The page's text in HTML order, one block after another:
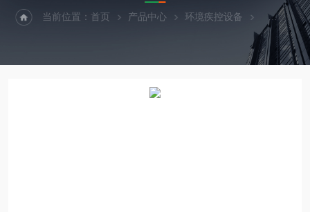
当前位置：首页 产品中心 环境疾控设备 臭氧检测仪